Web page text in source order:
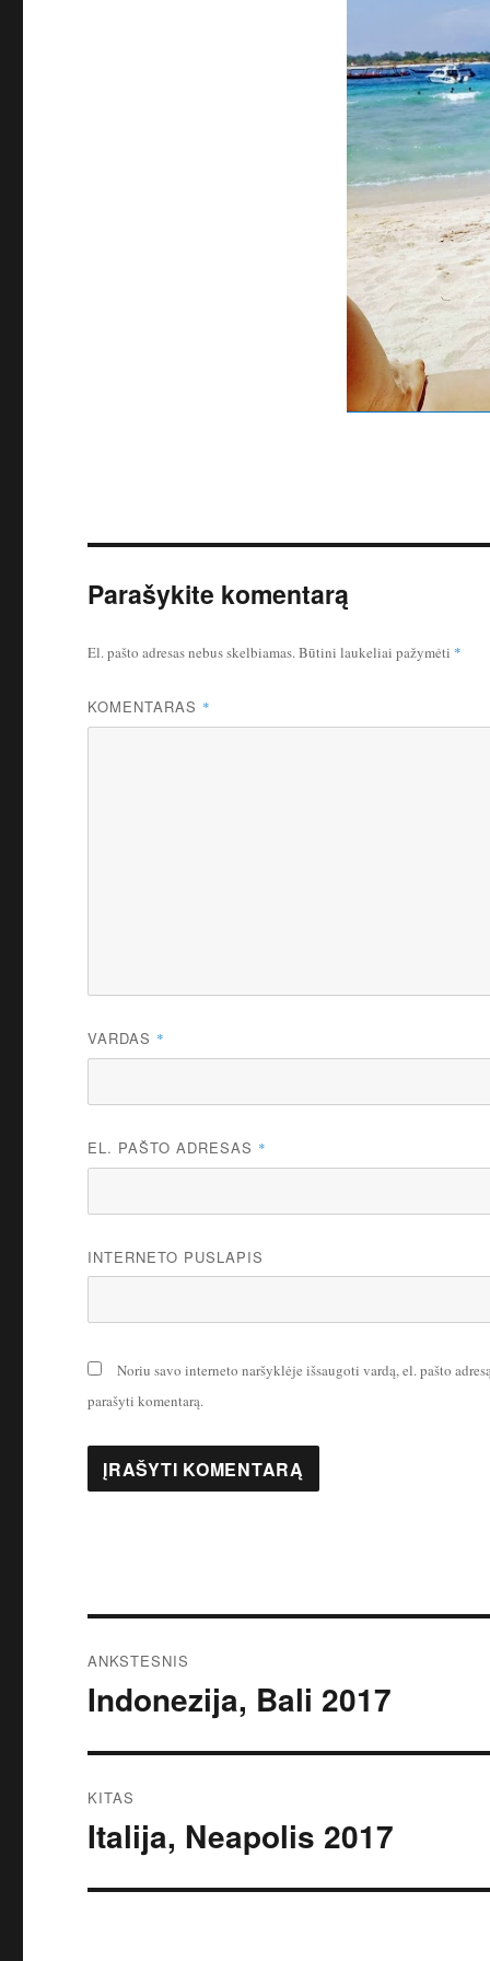
Parašykite komentarą
El. pašto adresas nebus skelbiamas.Būtini laukeliai pažymėti *
KOMENTARAS *
VARDAS *
EL. PAŠTO ADRESAS *
INTERNETO PUSLAPIS
Noriu savo interneto naršyklėje išsaugoti vardą, el. pašto
parašyti komentarą.
tarp
ANKSTESNIS
Ankstesnis
Indonezija, Bali 2017
KITAS
Kitas
Italija, Neapolis 2017